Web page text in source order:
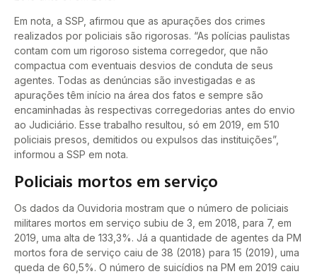
Em nota, a SSP, afirmou que as apurações dos crimes
realizados por policiais são rigorosas. “As polícias paulistas
contam com um rigoroso sistema corregedor, que não
compactua com eventuais desvios de conduta de seus
agentes. Todas as denúncias são investigadas e as
apurações têm início na área dos fatos e sempre são
encaminhadas às respectivas corregedorias antes do envio
ao Judiciário. Esse trabalho resultou, só em 2019, em 510
policiais presos, demitidos ou expulsos das instituições”,
informou a SSP em nota.
Policiais mortos em serviço
Os dados da Ouvidoria mostram que o número de policiais
militares mortos em serviço subiu de 3, em 2018, para 7, em
2019, uma alta de 133,3%. Já a quantidade de agentes da PM
mortos fora de serviço caiu de 38 (2018) para 15 (2019), uma
queda de 60,5%. O número de suicídios na PM em 2019 caiu